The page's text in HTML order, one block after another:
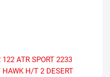
122 ATR SPORT 2233
HAWK H/T 2 DESERT